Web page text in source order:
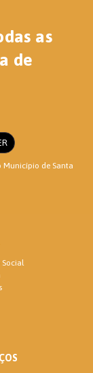
as
de
Município de Santa
Social